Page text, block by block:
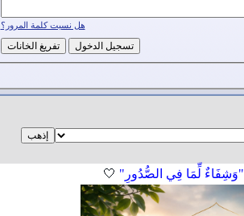
هل نسيت كلمة المرور؟
"وَشِفَاءٌ لِّمَا فِي الصُّدُورِ" 🤍